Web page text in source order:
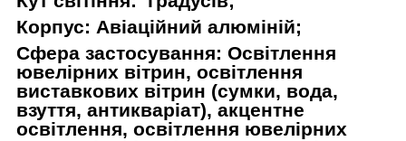
Корпус: Авіаційний алюміній;
Сфера застосування: Освітлення
ювелірних вітрин, освітлення
виставкових вітрин (сумки, вода,
взуття, антикваріат), акцентне
освітлення, освітлення ювелірних